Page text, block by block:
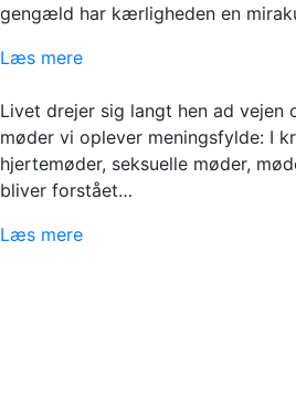
gengæld har kærligheden en
Læs mere
Livet drejer sig langt hen ad vejen
møder vi oplever meningsfylde: I
hjertemøder, seksuelle møder,
bliver forstået…
Læs mere